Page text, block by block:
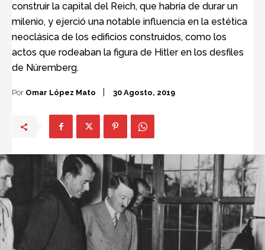
construir la capital del Reich, que habría de durar un
milenio, y ejerció una notable influencia en la estética
neoclásica de los edificios construidos, como los
actos que rodeaban la figura de Hitler en los desfiles
de Núremberg.
Por Omar López Mato 30 Agosto, 2019